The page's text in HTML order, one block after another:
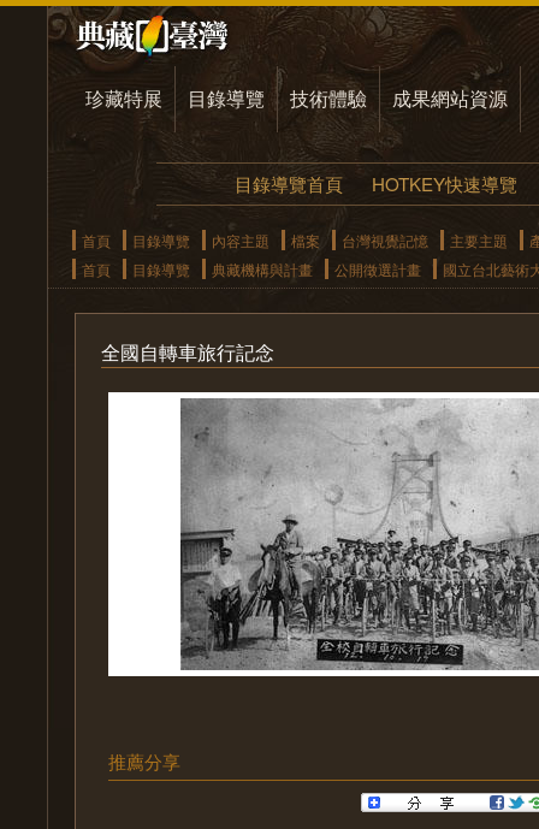
珍藏特展 目錄導覽 技術體驗 成果網站資源
目錄導覽首頁 HOTKEY快速導覽
首頁 目錄導覽 內容主題 檔案 台灣視覺記憶 主要主題
首頁
目錄導覽 典藏機構與計畫 公開徵選計畫 國立台北藝術
全國自轉車旅行記念
推薦分享